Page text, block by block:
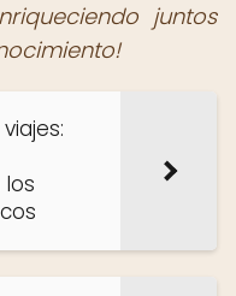
juntos